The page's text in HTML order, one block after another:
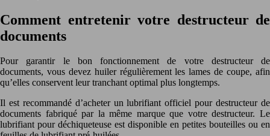
Comment entretenir votre destructeur de
documents
Pour garantir le bon fonctionnement de votre destructeur de
documents, vous devez huiler régulièrement les lames de coupe, afin
qu’elles conservent leur tranchant optimal plus longtemps.
Il est recommandé d’acheter un lubrifiant officiel pour destructeur de
documents fabriqué par la même marque que votre destructeur. Le
lubrifiant pour déchiqueteuse est disponible en petites bouteilles ou en